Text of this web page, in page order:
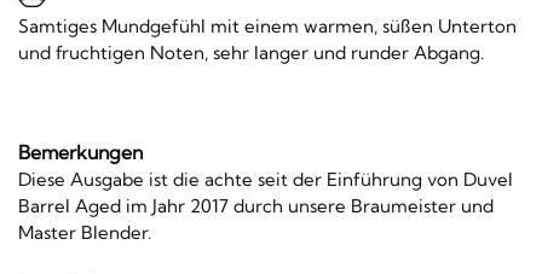
Samtiges Mundgefühl mit einem warmen, süßen Unterton
und fruchtigen Noten, sehr langer und runder Abgang.
Bemerkungen
Diese Ausgabe ist die achte seit der Einführung von Duvel
Barrel Aged im Jahr 2017 durch unsere Braumeister und
Master Blender.